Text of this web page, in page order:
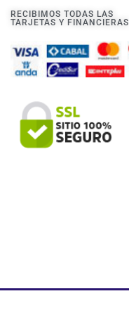
RECIBIMOS TODAS LAS
TARJETAS Y FINANCIERAS